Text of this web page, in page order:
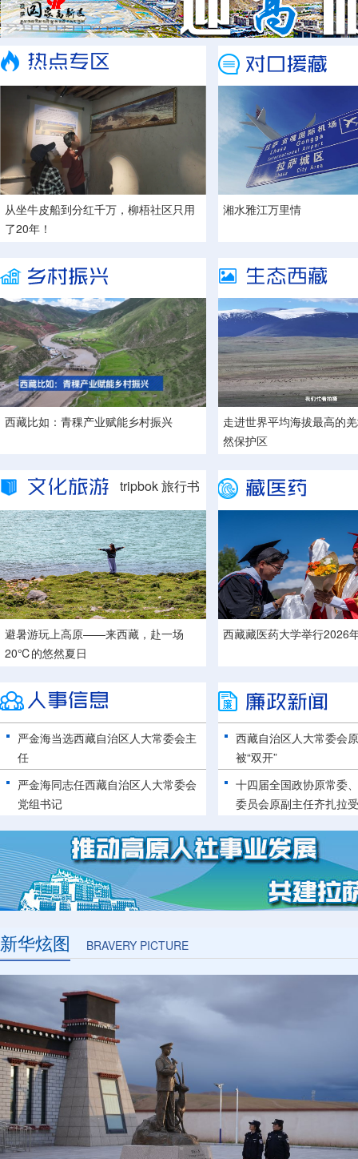
从坐牛皮船到分红千万，柳梧社区只用
了20年！
西藏比如：青稞产业赋能乡村振兴
tripbok 旅行书
避暑游玩上高原——来西藏，赴一场
20℃的悠然夏日
严金海当选西藏自治区人大常委会主
任
严金海同志任西藏自治区人大常委会
党组书记
湘水雅江万里情
走进世界平均海拔最高的
然保护区
西藏藏医药大学举行2026
西藏自治区人大常委会
被“双开”
十四届全国政协原常委
委员会原副主任齐扎拉
新华炫图 BRAVERY PICTURE